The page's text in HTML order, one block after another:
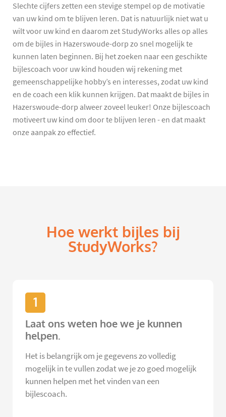
Slechte cijfers zetten een stevige stempel op de motivatie
van uw kind om te blijven leren. Dat is natuurlijk niet wat u
wilt voor uw kind en daarom zet StudyWorks alles op alles
om de bijles in Hazerswoude-dorp zo snel mogelijk te
kunnen laten beginnen. Bij het zoeken naar een geschikte
bijlescoach voor uw kind houden wij rekening met
gemeenschappelijke hobby’s en interesses, zodat uw kind
en de coach een klik kunnen krijgen. Dat maakt de bijles in
Hazerswoude-dorp alweer zoveel leuker! Onze bijlescoach
motiveert uw kind om door te blijven leren - en dat maakt
onze aanpak zo effectief.
Hoe werkt bijles bij
StudyWorks?
1
Laat ons weten hoe we je kunnen
helpen.
Het is belangrijk om je gegevens zo volledig
mogelijk in te vullen zodat we je zo goed mogelijk
kunnen helpen met het vinden van een
bijlescoach.